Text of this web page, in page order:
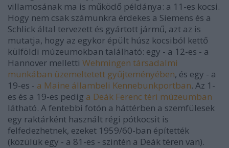
villamosának ma is működő példánya: a 11-es kocsi.
Hogy nem csak számunkra érdekes a Siemens és a
Schlick által tervezett és gyártott jármű, azt az is
mutatja, hogy az egykor épült húsz kocsiból kettő
külföldi múzeumokban található: egy - a 12-es - a
Hannover melletti Wehmingen társadalmi
munkában üzemeltetett gyűjteményében, és egy - a
19-es - a Maine állambeli Kennebunkportban. Az 1-
es és a 19-es pedig a Deák Ferenc téri múzeumban
látható. A fentebbi fotón a háttérben a szemfülesek
egy raktárként használt régi pótkocsit is
felfedezhetnek, ezeket 1959/60-ban építették
(közülük egy - a 81-es - szintén a Deák téren van).